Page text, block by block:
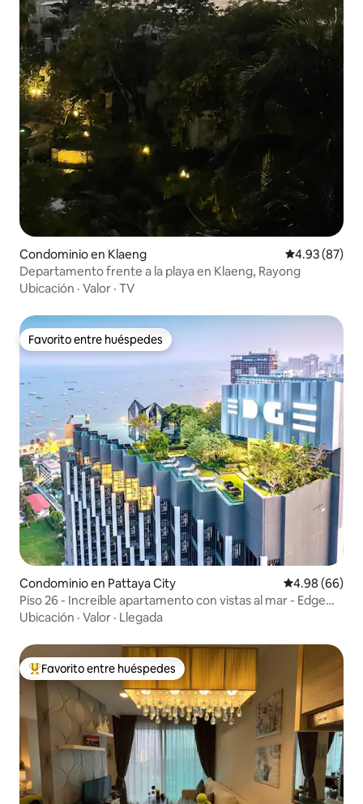
Condominio en Klaeng Calificación
4.93 (87)
Departamento frente a la playa en Klaeng, Rayong
Ubicación · Valor · TV
Favorito entre huéspedes
Favorito entre huéspedes
Condominio en Pattaya City Calificación
4.98 (66)
Piso 26 - Increíble apartamento con vistas al mar - Edge
Pattaya
Ubicación · Valor · Llegada
De los mejores en Favorito entre huéspedes
Favorito entre huéspedes